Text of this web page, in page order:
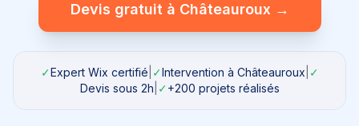
Devis gratuit à Châteauroux →
✓Expert Wix certifié ✓Intervention à Châteauroux ✓
Devis sous 2h ✓+200 projets réalisés